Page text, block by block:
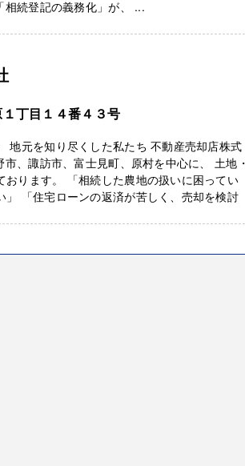
続登記の義務化」が、 ...
丁目１４番４３号
地元を知り尽くした私たち 不動産売却店株式
、諏訪市、富士見町、原村を中心に、 土地・
おります。 「相続した農地の扱いに困ってい
」 「住宅ローンの返済が苦しく、売却を検討